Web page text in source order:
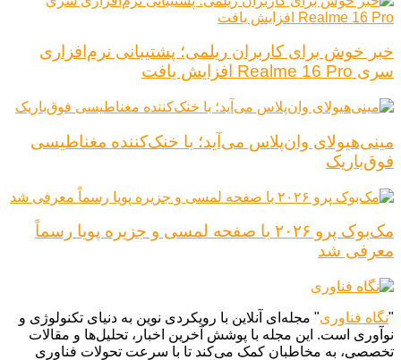
خبر خوش برای کاربران ریلمی؛ پشتیبانی نرم‌افزاری
سری Realme 16 Pro افزایش یافت
مینی‌هیولای وان‌پلاس می‌آید؛ با خنک‌کننده مغناطیسی
فوق‌باریک
مک‌بوک پرو ۲۰۲۶ با صفحه لمسی و جزیره پویا رسماً
معرفی شد
"نگاه فناوری" مجله‌ای آنلاین با رویکردی نوین به دنیای تکنولوژی و
نوآوری است. این مجله با پوشش آخرین اخبار، تحلیل‌ها و مقالات
تخصصی، به مخاطبان کمک می‌کند تا با سرعت تحولات فناوری